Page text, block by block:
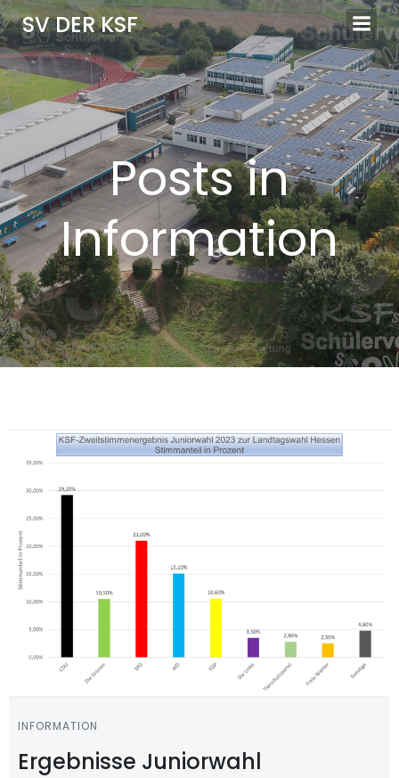
Zum
Inhalt
springen
SV DER KSF
Posts in
Information
INFORMATION
Ergebnisse Juniorwahl